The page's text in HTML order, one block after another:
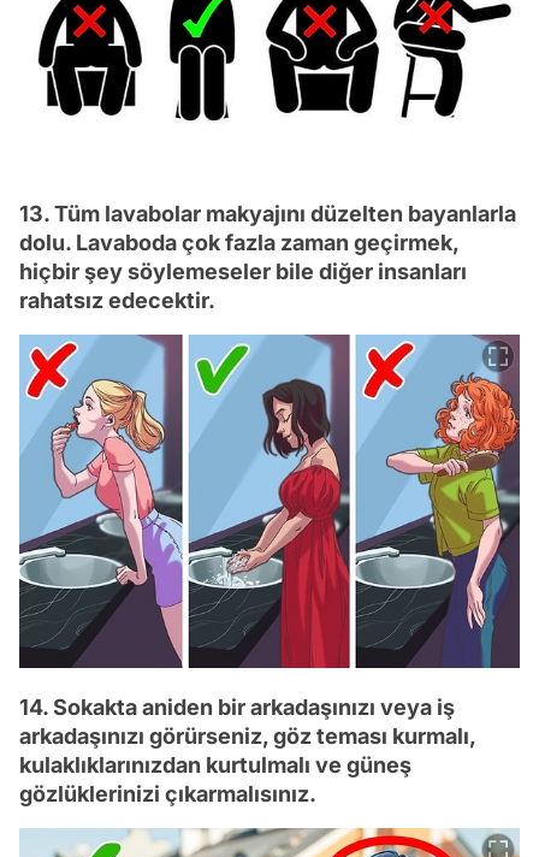
13. Tüm lavabolar makyajını düzelten bayanlarla
dolu. Lavaboda çok fazla zaman geçirmek,
hiçbir şey söylemeseler bile diğer insanları
rahatsız edecektir.
14. Sokakta aniden bir arkadaşınızı veya iş
arkadaşınızı görürseniz, göz teması kurmalı,
kulaklıklarınızdan kurtulmalı ve güneş
gözlüklerinizi çıkarmalısınız.